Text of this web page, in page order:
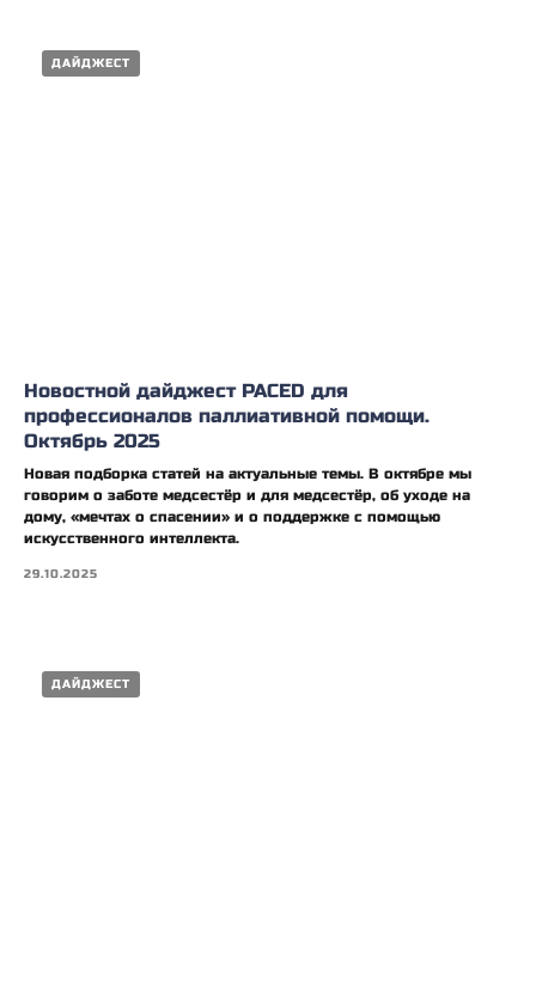
ДАЙДЖЕСТ
Новостной дайджест PACED для
профессионалов паллиативной помощи.
Октябрь 2025
Новая подборка статей на актуальные темы. В октябре мы
говорим о заботе медсестёр и для медсестёр, об уходе на
дому, «мечтах о спасении» и о поддержке с помощью
искусственного интеллекта.
29.10.2025
ДАЙДЖЕСТ